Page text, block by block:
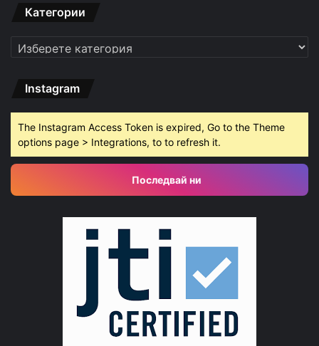
Категории
Категории
Instagram
The Instagram Access Token is expired, Go to the Theme
options page > Integrations, to to refresh it.
Последвай ни